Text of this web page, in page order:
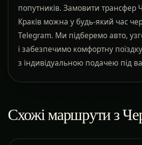
попутників. Замовити трансфер
Краків можна у будь-який час
Telegram. Ми підберемо авто,
і забезпечимо комфортну
з індивідуальною подачею під
Схожі маршрути з